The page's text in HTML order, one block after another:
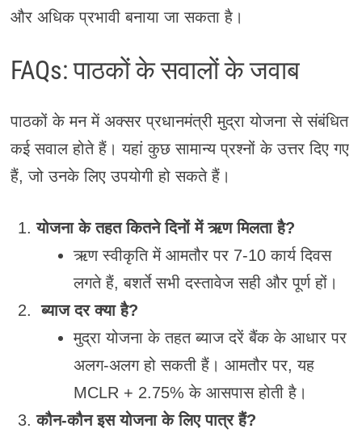
और अधिक प्रभावी बनाया जा सकता है।
FAQs: पाठकों के सवालों के जवाब
पाठकों के मन में अक्सर प्रधानमंत्री मुद्रा योजना से संबंधित
कई सवाल होते हैं। यहां कुछ सामान्य प्रश्नों के उत्तर दिए गए
हैं, जो उनके लिए उपयोगी हो सकते हैं।
योजना के तहत कितने दिनों में ऋण मिलता है?
ऋण स्वीकृति में आमतौर पर 7-10 कार्य दिवस
लगते हैं, बशर्ते सभी दस्तावेज सही और पूर्ण हों।
ब्याज दर क्या है?
मुद्रा योजना के तहत ब्याज दरें बैंक के आधार पर
अलग-अलग हो सकती हैं। आमतौर पर, यह
MCLR + 2.75% के आसपास होती है।
कौन-कौन इस योजना के लिए पात्र हैं?